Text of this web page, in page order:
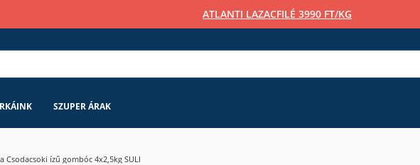
ATLANTI LAZACFILÉ 3990 FT/KG
SZUPER ÁRAK
Csodacsoki ízű gombóc 4x2,5kg SULI